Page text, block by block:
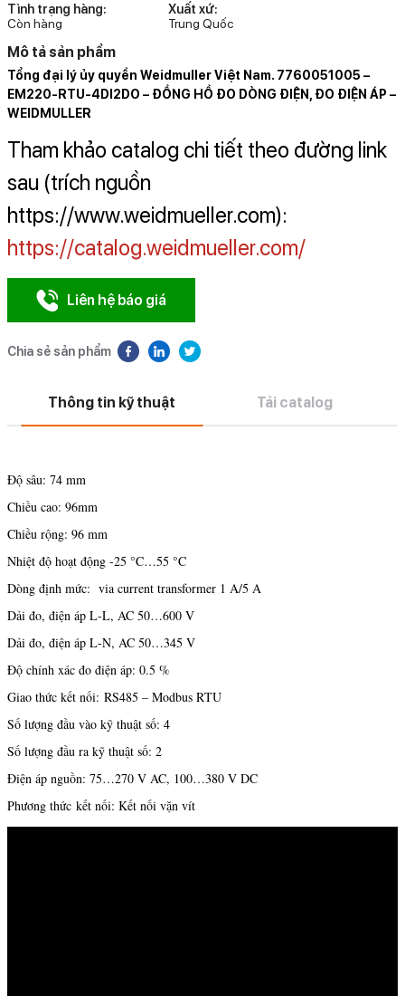
Tình trạng hàng:
Còn hàng
Xuất xứ:
Trung Quốc
Mô tả sản phẩm
Tổng đại lý ủy quyền Weidmuller Việt Nam. 7760051005 –
EM220-RTU-4DI2DO – ĐỒNG HỒ ĐO DÒNG ĐIỆN, ĐO ĐIỆN ÁP –
WEIDMULLER
Tham khảo catalog chi tiết theo đường link
sau (trích nguồn
https://www.weidmueller.com):
https://catalog.weidmueller.com/
Liên hệ báo giá
Chia sẻ sản phẩm
Thông tin kỹ thuật Tải catalog
Độ sâu: 74 mm
Chiều cao: 96mm
Chiều rộng: 96 mm
Nhiệt độ hoạt động -25 °C…55 °C
Dòng định mức: via current transformer 1 A/5 A
Dải đo, điện áp L-L, AC 50…600 V
Dải đo, điện áp L-N, AC 50…345 V
Độ chính xác đo điện áp: 0.5 %
Giao thức kết nối: RS485 – Modbus RTU
Số lượng đầu vào kỹ thuật số: 4
Số lượng đầu ra kỹ thuật số: 2
Điện áp nguồn: 75…270 V AC, 100…380 V DC
Phương thức kết nối: Kết nối vặn vít